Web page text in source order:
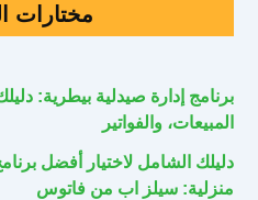
مختارات
برنامج إدارة صيدلية بيطرية:
المبيعات، والفواتير
دليلك الشامل لاختيار أفضل
منزلية: سيلز اب من فاتوس